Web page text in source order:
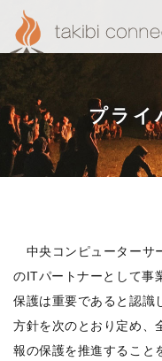
プライ
中央コンピューターサ
のITパートナーとして事
保護は重要であると認識
方針を次のとおり定め、
報の保護を推進すること